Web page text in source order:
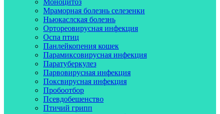
Моноцитоз
Мраморная болезнь селезенки
Ньюкаслская болезнь
Ортореовирусная инфекция
Оспа птиц
Панлейкопения кошек
Парамиксовирусная инфекция
Паратуберкулез
Парвовирусная инфекция
Поксвирусная инфекция
Пробоотбор
Псевдобешенство
Птичий грипп